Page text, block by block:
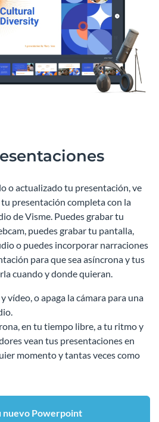
o actualizado tu presentación, ve
tu presentación completa con la
de Visme. Puedes grabar tu
puedes grabar tu pantalla,
o puedes incorporar narraciones
para que sea asíncrona y tus
cuando y donde quieran.
vídeo, o apaga la cámara para una
en tu tiempo libre, a tu ritmo y
vean tus presentaciones en
momento y tantas veces como
nuevo Powerpoint